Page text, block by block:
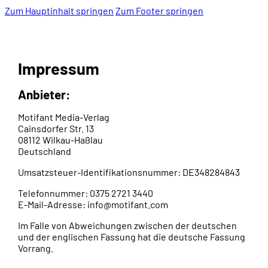
Zum Hauptinhalt springen Zum Footer springen
Impressum
Anbieter:
Motifant Media-Verlag
Cainsdorfer Str. 13
08112 Wilkau-Haßlau
Deutschland
Umsatzsteuer-Identifikationsnummer: DE348284843
Telefonnummer: 0375 2721 3440
E-Mail-Adresse: info@motifant.com
Im Falle von Abweichungen zwischen der deutschen
und der englischen Fassung hat die deutsche Fassung
Vorrang.